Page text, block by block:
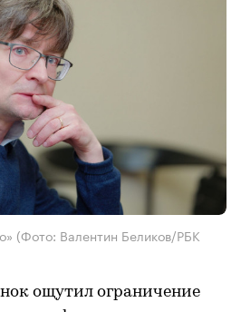
(Фото: Валентин Беликов/РБК
ощутил ограничение